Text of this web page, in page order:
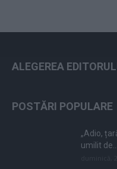
ALEGEREA
POSTĂRI POPULARE
„Adio,
umilit de...